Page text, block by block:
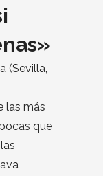
(Sevilla,
las más
que